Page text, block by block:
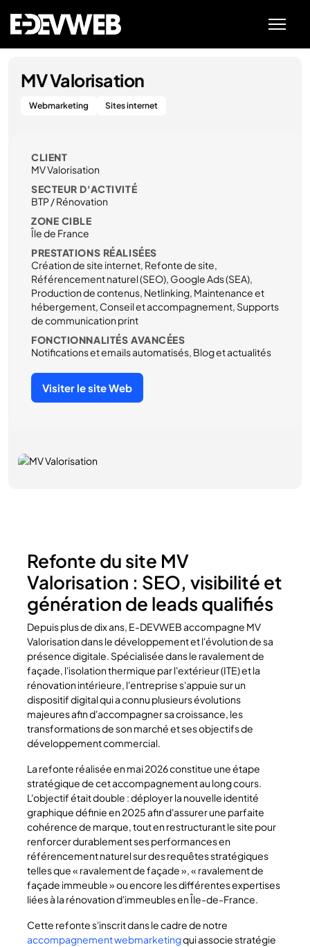
MV Valorisation
Webmarketing Sites internet
CLIENT
MV Valorisation
SECTEUR D'ACTIVITÉ
BTP / Rénovation
ZONE CIBLE
Île de France
PRESTATIONS RÉALISÉES
Création de site internet, Refonte de site,
Référencement naturel (SEO), Google Ads (SEA),
Production de contenus, Netlinking, Maintenance et
hébergement, Conseil et accompagnement, Supports
de communication print
FONCTIONNALITÉS AVANCÉES
Notifications et emails automatisés, Blog et actualités
Visiter le site Web
Refonte du site MV
Valorisation : SEO, visibilité et
génération de leads qualifiés
Depuis plus de dix ans, E-DEVWEB accompagne MV
Valorisation dans le développement et l'évolution de sa
présence digitale. Spécialisée dans le ravalement de
façade, l'isolation thermique par l'extérieur (ITE) et la
rénovation intérieure, l'entreprise s'appuie sur un
dispositif digital qui a connu plusieurs évolutions
majeures afin d'accompagner sa croissance, les
transformations de son marché et ses objectifs de
développement commercial.
La refonte réalisée en mai 2026 constitue une étape
stratégique de cet accompagnement au long cours.
L'objectif était double : déployer la nouvelle identité
graphique définie en 2025 afin d'assurer une parfaite
cohérence de marque, tout en restructurant le site pour
renforcer durablement ses performances en
référencement naturel sur des requêtes stratégiques
telles que « ravalement de façade », « ravalement de
façade immeuble » ou encore les différentes expertises
liées à la rénovation d'immeubles en Île-de-France.
Cette refonte s'inscrit dans le cadre de notre
accompagnement webmarketingqui associe stratégie